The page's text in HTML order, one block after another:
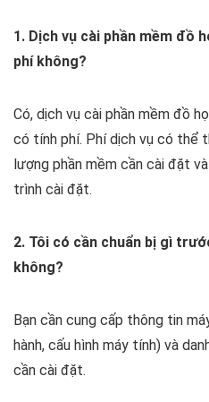
1. Dịch vụ cài phần mềm đồ
phí không?
Có, dịch vụ cài phần mềm đồ
có tính phí. Phí dịch vụ có thể
lượng phần mềm cần cài đặt
trình cài đặt.
2. Tôi có cần chuẩn bị gì
không?
Bạn cần cung cấp thông tin
hành, cấu hình máy tính) và
cần cài đặt.